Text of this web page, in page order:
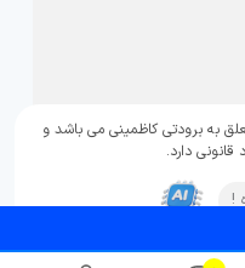
به برودتی کاظمینی می باشد و
قانونی دارد.
!